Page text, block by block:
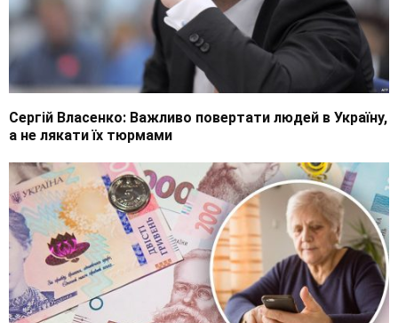
Сергій Власенко: Важливо повертати людей в Україну,
а не лякати їх тюрмами